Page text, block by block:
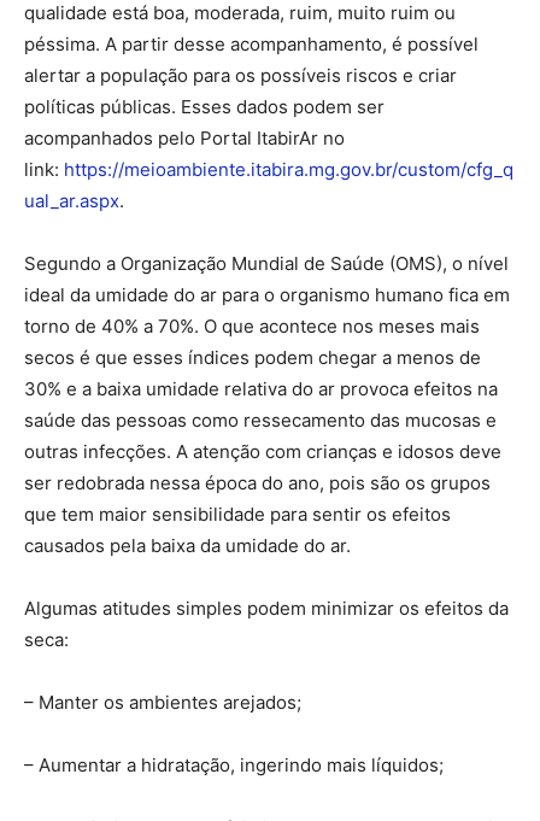
qualidade está boa, moderada, ruim, muito ruim ou
péssima. A partir desse acompanhamento, é possível
alertar a população para os possíveis riscos e criar
políticas públicas. Esses dados podem ser
acompanhados pelo Portal ItabirAr no
link: https://meioambiente.itabira.mg.gov.br/custom/cfg_q
ual_ar.aspx.
Segundo a Organização Mundial de Saúde (OMS), o nível
ideal da umidade do ar para o organismo humano fica em
torno de 40% a 70%. O que acontece nos meses mais
secos é que esses índices podem chegar a menos de
30% e a baixa umidade relativa do ar provoca efeitos na
saúde das pessoas como ressecamento das mucosas e
outras infecções. A atenção com crianças e idosos deve
ser redobrada nessa época do ano, pois são os grupos
que tem maior sensibilidade para sentir os efeitos
causados pela baixa da umidade do ar.
Algumas atitudes simples podem minimizar os efeitos da
seca:
– Manter os ambientes arejados;
– Aumentar a hidratação, ingerindo mais líquidos;